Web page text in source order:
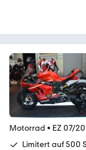
Motorrad • EZ 07/
Limitert auf 500